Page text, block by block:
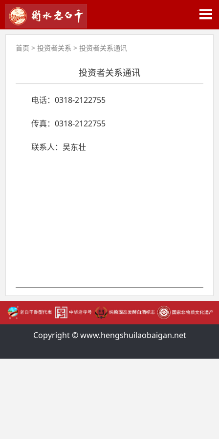
首页 >投资者关系 >投资者关系通讯
投资者关系通讯
电话：0318-2122755
传真：0318-2122755
联系人：吴东壮
Copyright © www.hengshuilaobaigan.net